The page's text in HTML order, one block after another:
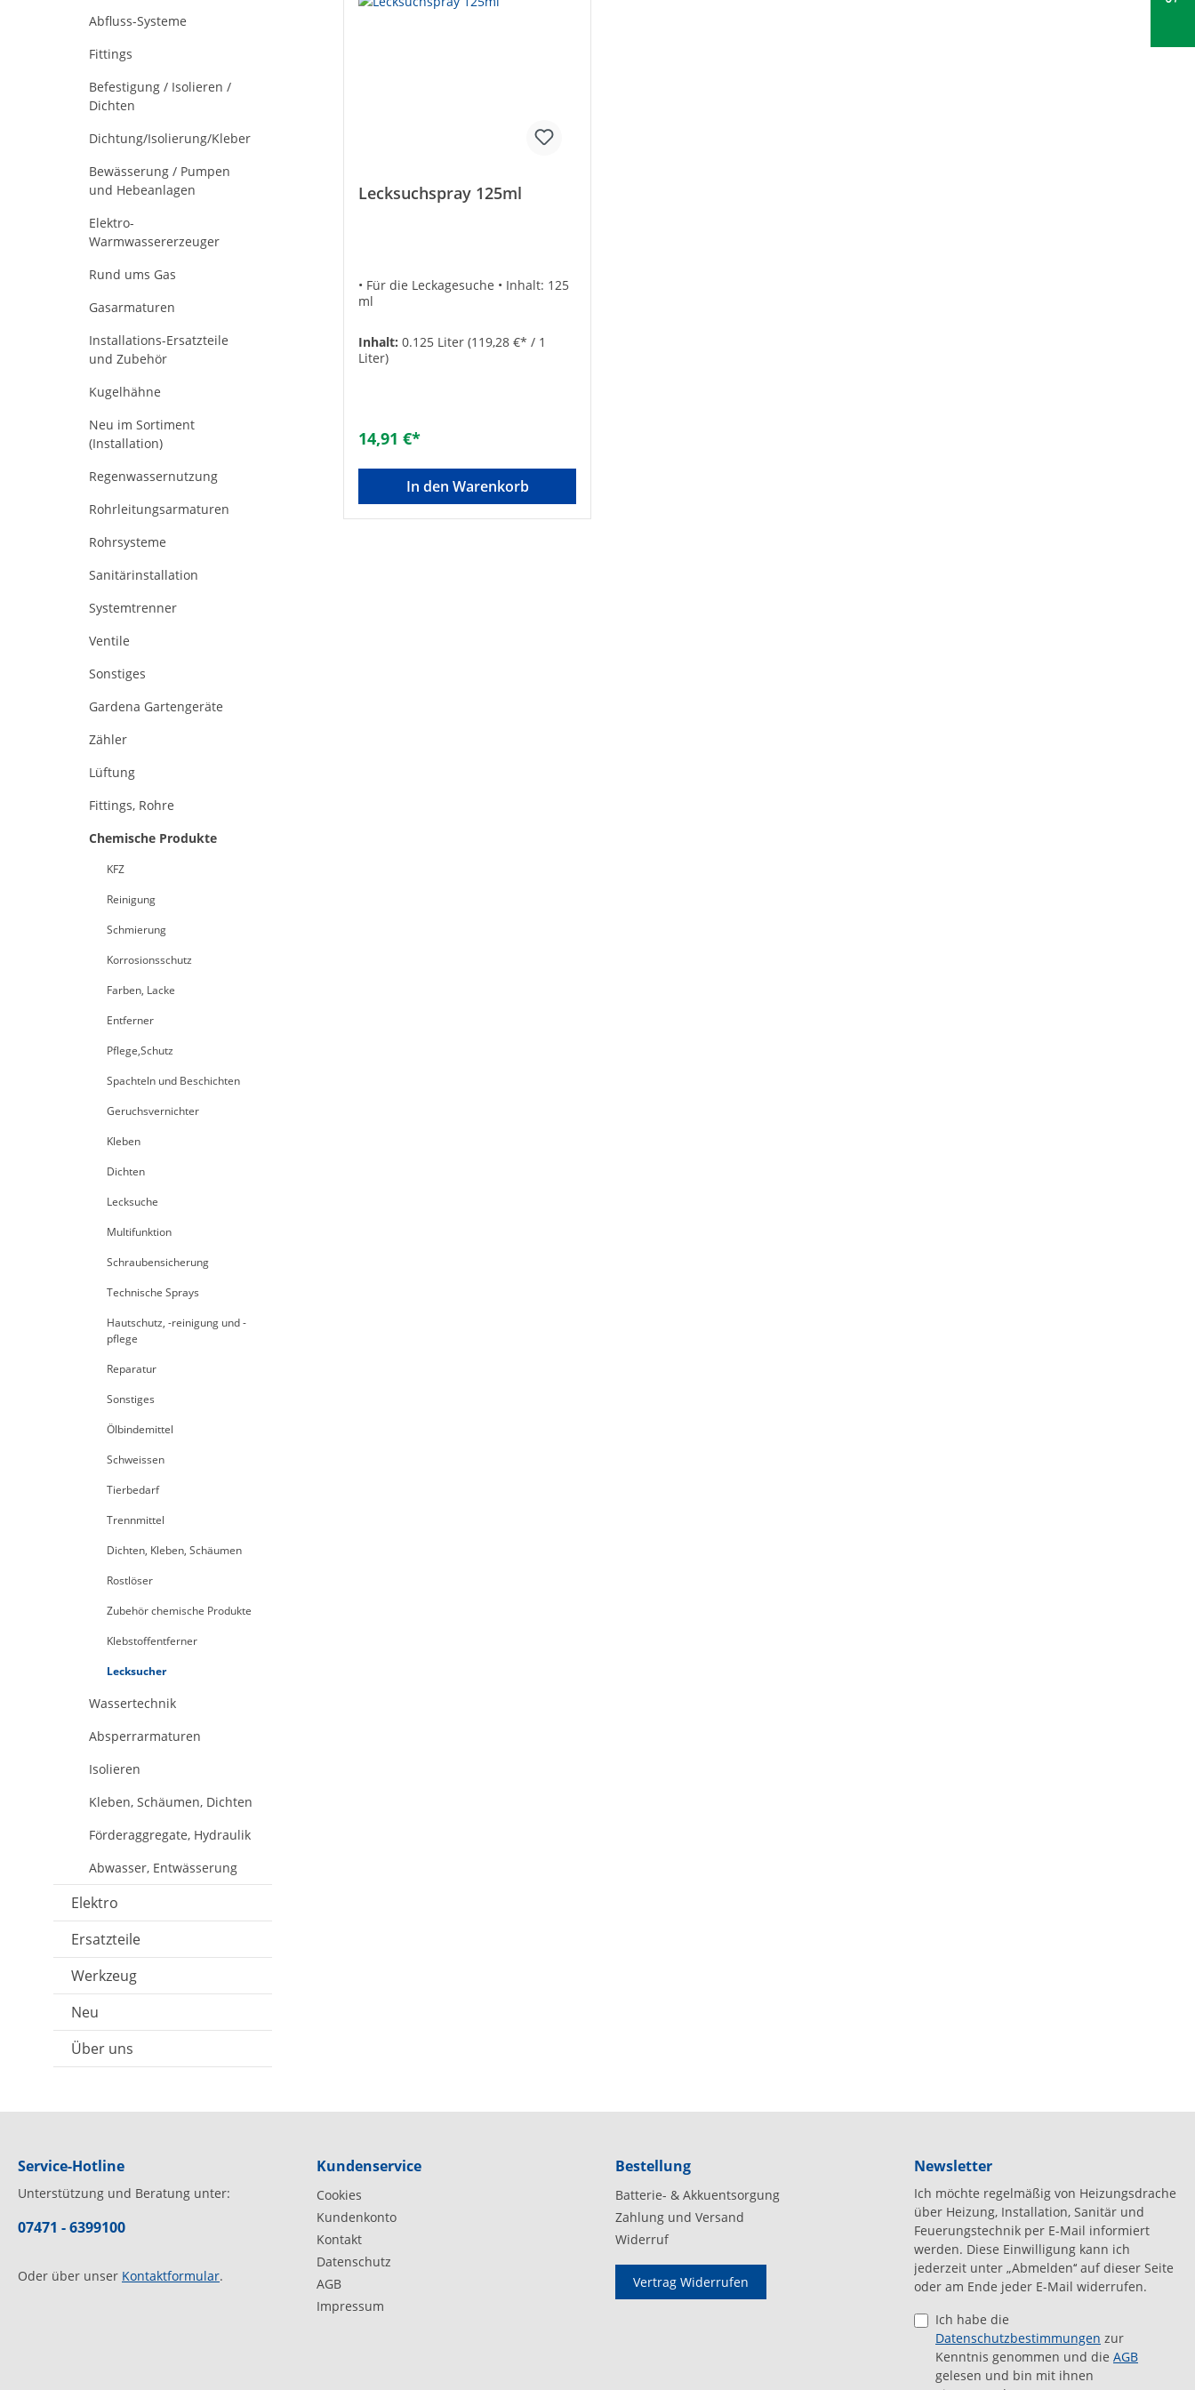
Abfluss-Systeme
Fittings
Befestigung / Isolieren /
Dichten
Dichtung/Isolierung/Kleber
Bewässerung / Pumpen
und Hebeanlagen
Elektro-
Warmwassererzeuger
Rund ums Gas
Gasarmaturen
Installations-Ersatzteile
und Zubehör
Kugelhähne
Neu im Sortiment
(Installation)
Regenwassernutzung
Rohrleitungsarmaturen
Rohrsysteme
Sanitärinstallation
Systemtrenner
Ventile
Sonstiges
Gardena Gartengeräte
Zähler
Lüftung
Fittings, Rohre
Chemische Produkte
KFZ
Reinigung
Schmierung
Korrosionsschutz
Farben, Lacke
Entferner
Pflege,Schutz
Spachteln und Beschichten
Geruchsvernichter
Kleben
Dichten
Lecksuche
Multifunktion
Schraubensicherung
Technische Sprays
Hautschutz, -reinigung und -
pflege
Reparatur
Sonstiges
Ölbindemittel
Schweissen
Tierbedarf
Trennmittel
Dichten, Kleben, Schäumen
Rostlöser
Zubehör chemische Produkte
Klebstoffentferner
Lecksucher
Wassertechnik
Absperrarmaturen
Isolieren
Kleben, Schäumen, Dichten
Förderaggregate, Hydraulik
Abwasser, Entwässerung
Elektro
Ersatzteile
Werkzeug
Neu
Über uns
Lecksuchspray 125ml
• Für die Leckagesuche • Inhalt: 125
ml
Inhalt: 0.125 Liter (119,28 €* / 1
Liter)
14,91 €*
In den Warenkorb
Service-Hotline
Unterstützung und Beratung unter:
07471 - 6399100
Oder über unser Kontaktformular.
Kundenservice
Cookies
Kundenkonto
Kontakt
Datenschutz
AGB
Impressum
Bestellung
Batterie- & Akkuentsorgung
Zahlung und Versand
Widerruf
Vertrag Widerrufen
Newsletter
Ich möchte regelmäßig von Heizungsdrache
über Heizung, Installation, Sanitär und
Feuerungstechnik per E-Mail informiert
werden. Diese Einwilligung kann ich
jederzeit unter „Abmelden‘‘ auf dieser Seite
oder am Ende jeder E-Mail widerrufen.
Ich habe die
Datenschutzbestimmungen zur
Kenntnis genommen und die AGB
gelesen und bin mit ihnen